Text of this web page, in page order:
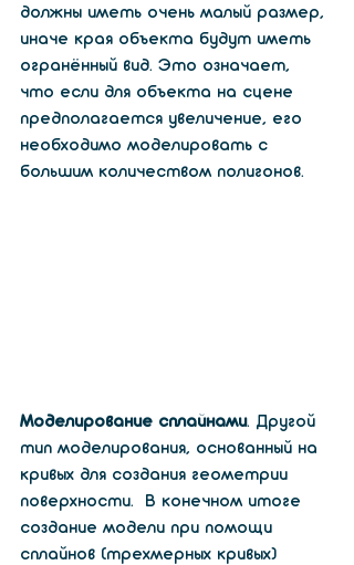
должны иметь очень малый размер,
иначе края объекта будут иметь
огранённый вид. Это означает,
что если для объекта на сцене
предполагается увеличение, его
необходимо моделировать с
большим количеством полигонов.
Моделирование сплайнами. Другой
тип моделирования, основанный на
кривых для создания геометрии
поверхности.  В конечном итоге
создание модели при помощи
сплайнов (трехмерных кривых)